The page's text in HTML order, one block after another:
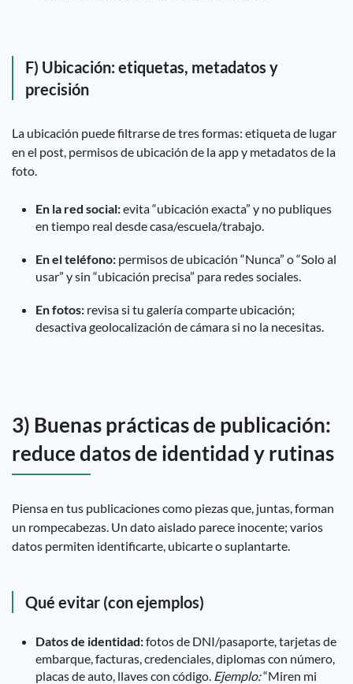
F) Ubicación: etiquetas, metadatos y
precisión
La ubicación puede filtrarse de tres formas: etiqueta de lugar
en el post, permisos de ubicación de la app y metadatos de la
foto.
En la red social:evita “ubicación exacta” y no publiques
en tiempo real desde casa/escuela/trabajo.
En el teléfono: permisos de ubicación “Nunca” o “Solo al
usar” y sin “ubicación precisa” para redes sociales.
En fotos: revisa si tu galería comparte ubicación;
desactiva geolocalización de cámara si no la necesitas.
3) Buenas prácticas de publicación:
reduce datos de identidad y rutinas
Piensa en tus publicaciones como piezas que, juntas, forman
un rompecabezas. Un dato aislado parece inocente; varios
datos permiten identificarte, ubicarte o suplantarte.
Qué evitar (con ejemplos)
Datos de identidad:fotos de DNI/pasaporte, tarjetas de
embarque, facturas, credenciales, diplomas con número,
placas de auto, llaves con código. Ejemplo:“Miren mi